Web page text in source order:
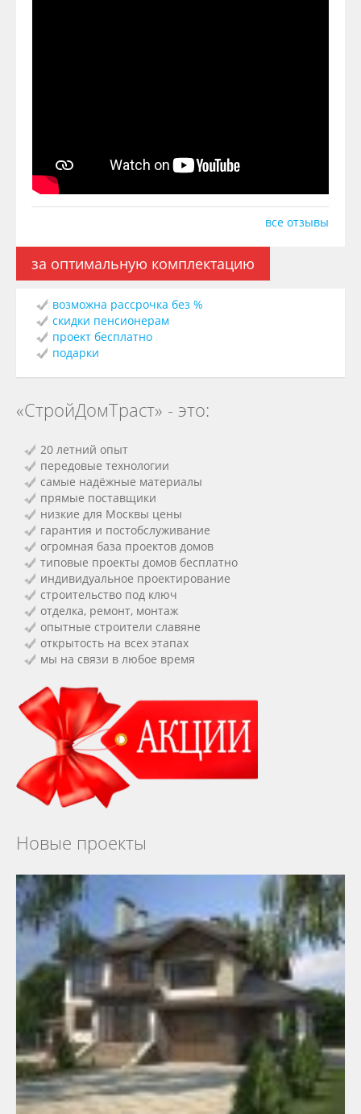
все отзывы
за оптимальную комплектацию
возможна рассрочка без %
скидки пенсионерам
проект бесплатно
подарки
«СтройДомТраст» - это:
20 летний опыт
передовые технологии
самые надёжные материалы
прямые поставщики
низкие для Москвы цены
гарантия и постобслуживание
огромная база проектов домов
типовые проекты домов бесплатно
индивидуальное проектирование
строительство под ключ
отделка, ремонт, монтаж
опытные строители славяне
открытость на всех этапах
мы на связи в любое время
Новые проекты